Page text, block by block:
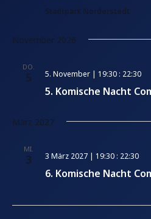
Stadtpark Norderstedt
November 2026
DO.
5
5. Komische Nacht
5. November | 19:30: 22:30
März 2027
MI.
3
6. Komische Nacht
3 März 2027 | 19:30: 22:30